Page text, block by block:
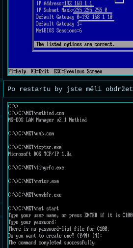
Po restartu by jste měli obdržet